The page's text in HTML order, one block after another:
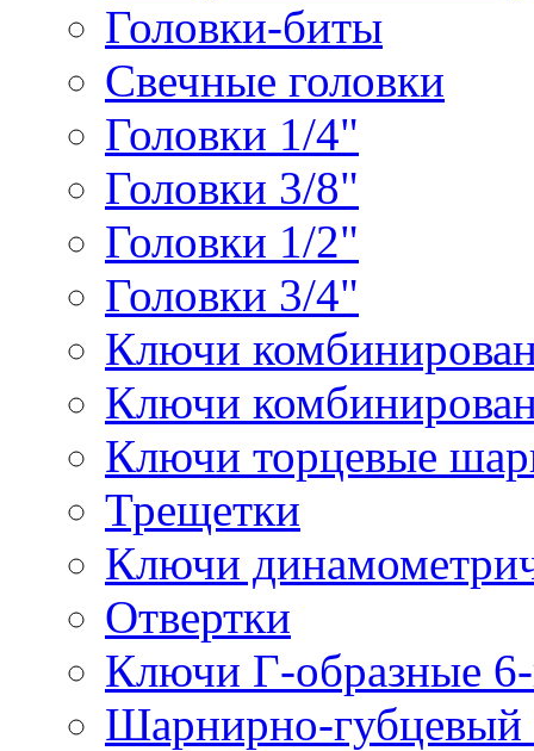
Головки-биты
Свечные головки
Головки 1/4"
Головки 3/8"
Головки 1/2"
Головки 3/4"
Ключи
Ключи
Ключи торцевые
Трещетки
Ключи
Отвертки
Ключи Г-образные
Шарнирно-губцевый